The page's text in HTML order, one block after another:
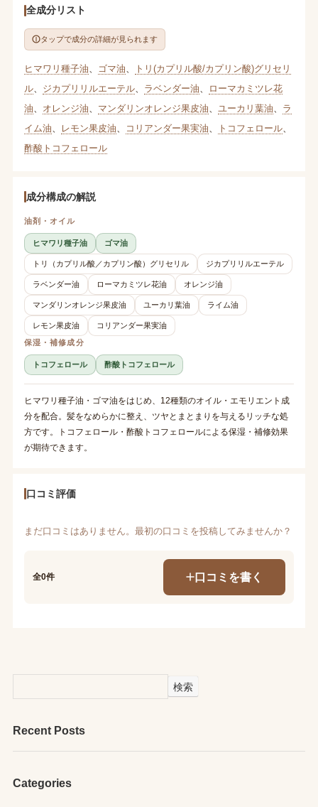
全成分リスト
タップで成分の詳細が見られます
ヒマワリ種子油 ゴマ油
トリ(カプリル酸/カプリン酸)グリセリ
ル、 ジカプリリルエーテル、 ラベンダー油
ローマカミツレ花
油
オレンジ油 マンダリンオレンジ果皮油 ユーカリ葉油
ラ
イム油
レモン果皮油 コリアンダー果実油 トコフェロール、
酢酸トコフェロール
成分構成の解説
油剤・オイル
ヒマワリ種子油 ゴマ油
トリ（カプリル酸／カプリン酸）グリセリル ジカプリリルエーテル
ラベンダー油 ローマカミツレ花油 オレンジ油
マンダリンオレンジ果皮油 ユーカリ葉油 ライム油
レモン果皮油
コリアンダー果実油
保湿・補修成分
トコフェロール 酢酸トコフェロール
ヒマワリ種子油・ゴマ油をはじめ、12種類のオイル・エモリエント成
分を配合。髪をなめらかに整え、ツヤとまとまりを与えるリッチな処
方です。トコフェロール・酢酸トコフェロールによる保湿・補修効果
が期待できます。
口コミ評価
まだ口コミはありません。最初の口コミを投稿してみませんか？
全0件 口コミを書く
検索
Recent Posts
Categories